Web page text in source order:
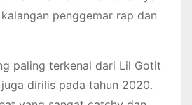
penggemar rap dan
paling terkenal dari Lil Gotit
juga dirilis pada tahun 2020.